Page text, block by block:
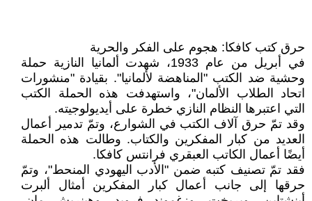
حرق كتب كافكا: هجوم على الفكر والحرية
في أبريل من عام 1933، شهدت ألمانيا النازية حملة
وحشية ضد الكتب "المناهضة لألمانيا". بقيادة "منشورات
اتحاد الطلاب الألمان"، واستهدفت هذه الحملة الكتب
التي اعتبرها النظام النازي خطرة على أيديولوجيته.
وقد تمّ حرق آلاف الكتب في الشوارع، وتمّ تدمير أعمال
العديد من كبار المفكرين والكتاب. وطالت هذه الحملة
أيضًا أعمال الكاتب العبقري فرانتس كافكا.
فقد تمّ تصنيف كتبه ضمن "الأدب اليهودي المنحط"، وتمّ
حرقها إلى جانب أعمال كبار المفكرين أمثال ألبرت